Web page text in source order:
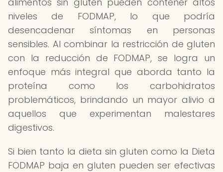
niveles de FODMAP, lo que podría
desencadenar síntomas en personas
sensibles. Al combinar la restricción de gluten
con la reducción de FODMAP, se logra un
enfoque más integral que aborda tanto la
proteína como los carbohidratos
problemáticos, brindando un mayor alivio a
aquellos que experimentan malestares
digestivos.
Si bien tanto la dieta sin gluten como la Dieta
FODMAP baja en gluten pueden ser efectivas